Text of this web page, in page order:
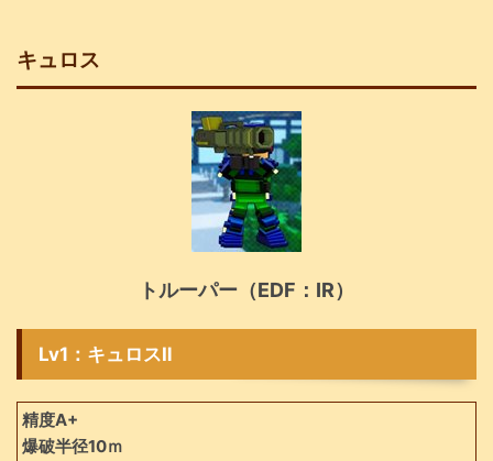
キュロス
トルーパー（EDF：IR）
Lv1：キュロスⅡ
精度A+
爆破半径10ｍ